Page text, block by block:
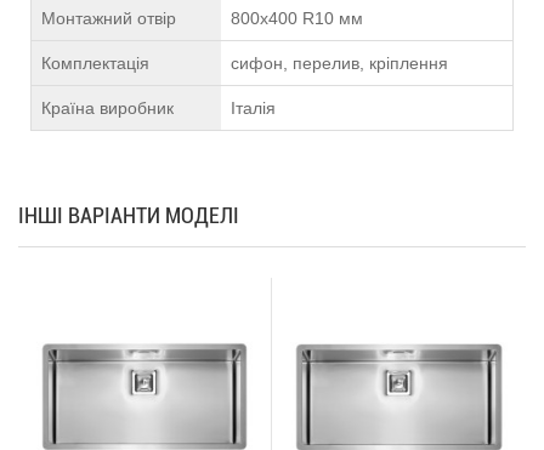
Монтажний отвір 800х400 R10 мм
Комплектація сифон, перелив, кріплення
Країна виробник Італія
ІНШІ ВАРІАНТИ МОДЕЛІ